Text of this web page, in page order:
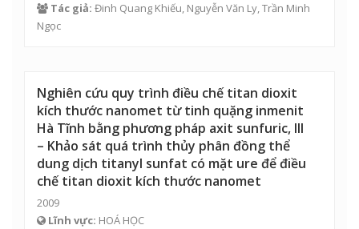
Tác giả: Đinh Quang Khiếu, Nguyễn Văn Ly,Trần Minh
Ngọc
Nghiên cứu quy trình điều chế titan dioxit
kích thước nanomet từ tinh quặng inmenit
Hà Tĩnh bằng phương pháp axit sunfuric, III
– Khảo sát quá trình thủy phân đồng thể
dung dịch titanyl sunfat có mặt ure để điều
chế titan dioxit kích thước nanomet
2009
Lĩnh vực: HOÁ HỌC